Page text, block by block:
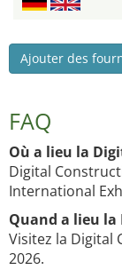
Ajouter des
FAQ
Où a lieu la
Digital
International
Quand a lieu la
Visitez la Digital
2026.